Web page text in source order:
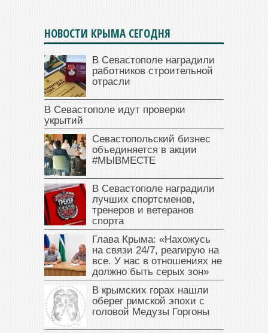
НОВОСТИ КРЫМА СЕГОДНЯ
В Севастополе наградили
работников строительной
отрасли
В Севастополе идут проверки
укрытий
Севастопольский бизнес
объединяется в акции
#МЫВМЕСТЕ
В Севастополе наградили
лучших спортсменов,
тренеров и ветеранов
спорта
Глава Крыма: «Нахожусь
на связи 24/7, реагирую на
все. У нас в отношениях не
должно быть серых зон»
В крымских горах нашли
оберег римской эпохи с
головой Медузы Горгоны